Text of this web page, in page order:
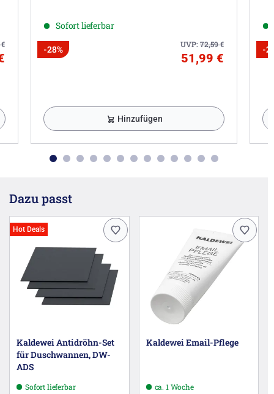
€
Sofort lieferbar
UVP:72,59€
-28%
51,99 €
Hinzufügen
-
Dazu passt
Hot Deals
Kaldewei Antidröhn-Set
für Duschwannen, DW-
ADS
Sofort lieferbar
Kaldewei Email-Pflege
ca. 1 Woche